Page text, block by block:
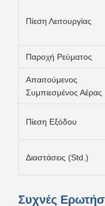
Πίεση Λειτουργίας
Παροχή Ρεύματος
Απαιτούμενος
Συμπιεσμένος Αέρας
Πίεση Εξόδου
Διαστάσεις (Std.)
Συχνές